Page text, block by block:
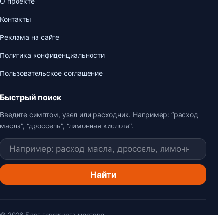
Контакты
Реклама на сайте
Политика конфиденциальности
Пользовательское соглашение
Быстрый поиск
Введите симптом, узел или расходник. Например: “расход
масла”, “дроссель”, “лимонная кислота”.
Поиск
Найти